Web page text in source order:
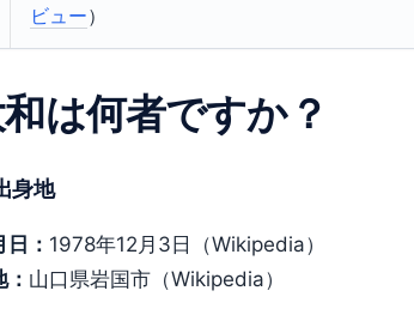
ビュー）
は何者ですか？
身地
： 1978年12月3日（Wikipedia）
山口県岩国市（Wikipedia）